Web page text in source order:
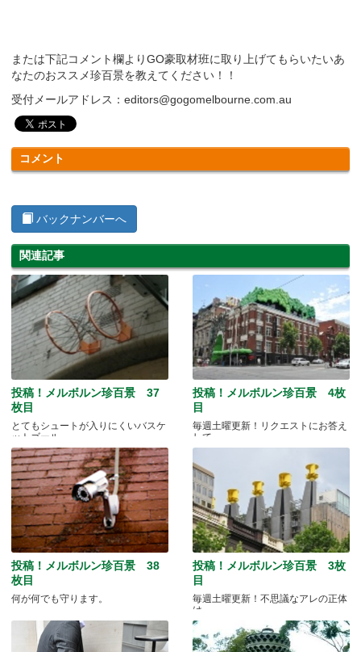
または下記コメント欄よりGO豪取材班に取り上げてもらいたいあ
なたのおススメ珍百景を教えてください！！
受付メールアドレス：editors@gogomelbourne.com.au
コメント
バックナンバーへ
関連記事
投稿！メルボルン珍百景 37
枚目
とてもシュートが入りにくいバスケ
ットゴール
投稿！メルボルン珍百景 4枚
目
毎週土曜更新！リクエストにお答え
して...
投稿！メルボルン珍百景 38
枚目
何が何でも守ります。
投稿！メルボルン珍百景 3枚
目
毎週土曜更新！不思議なアレの正体
は...